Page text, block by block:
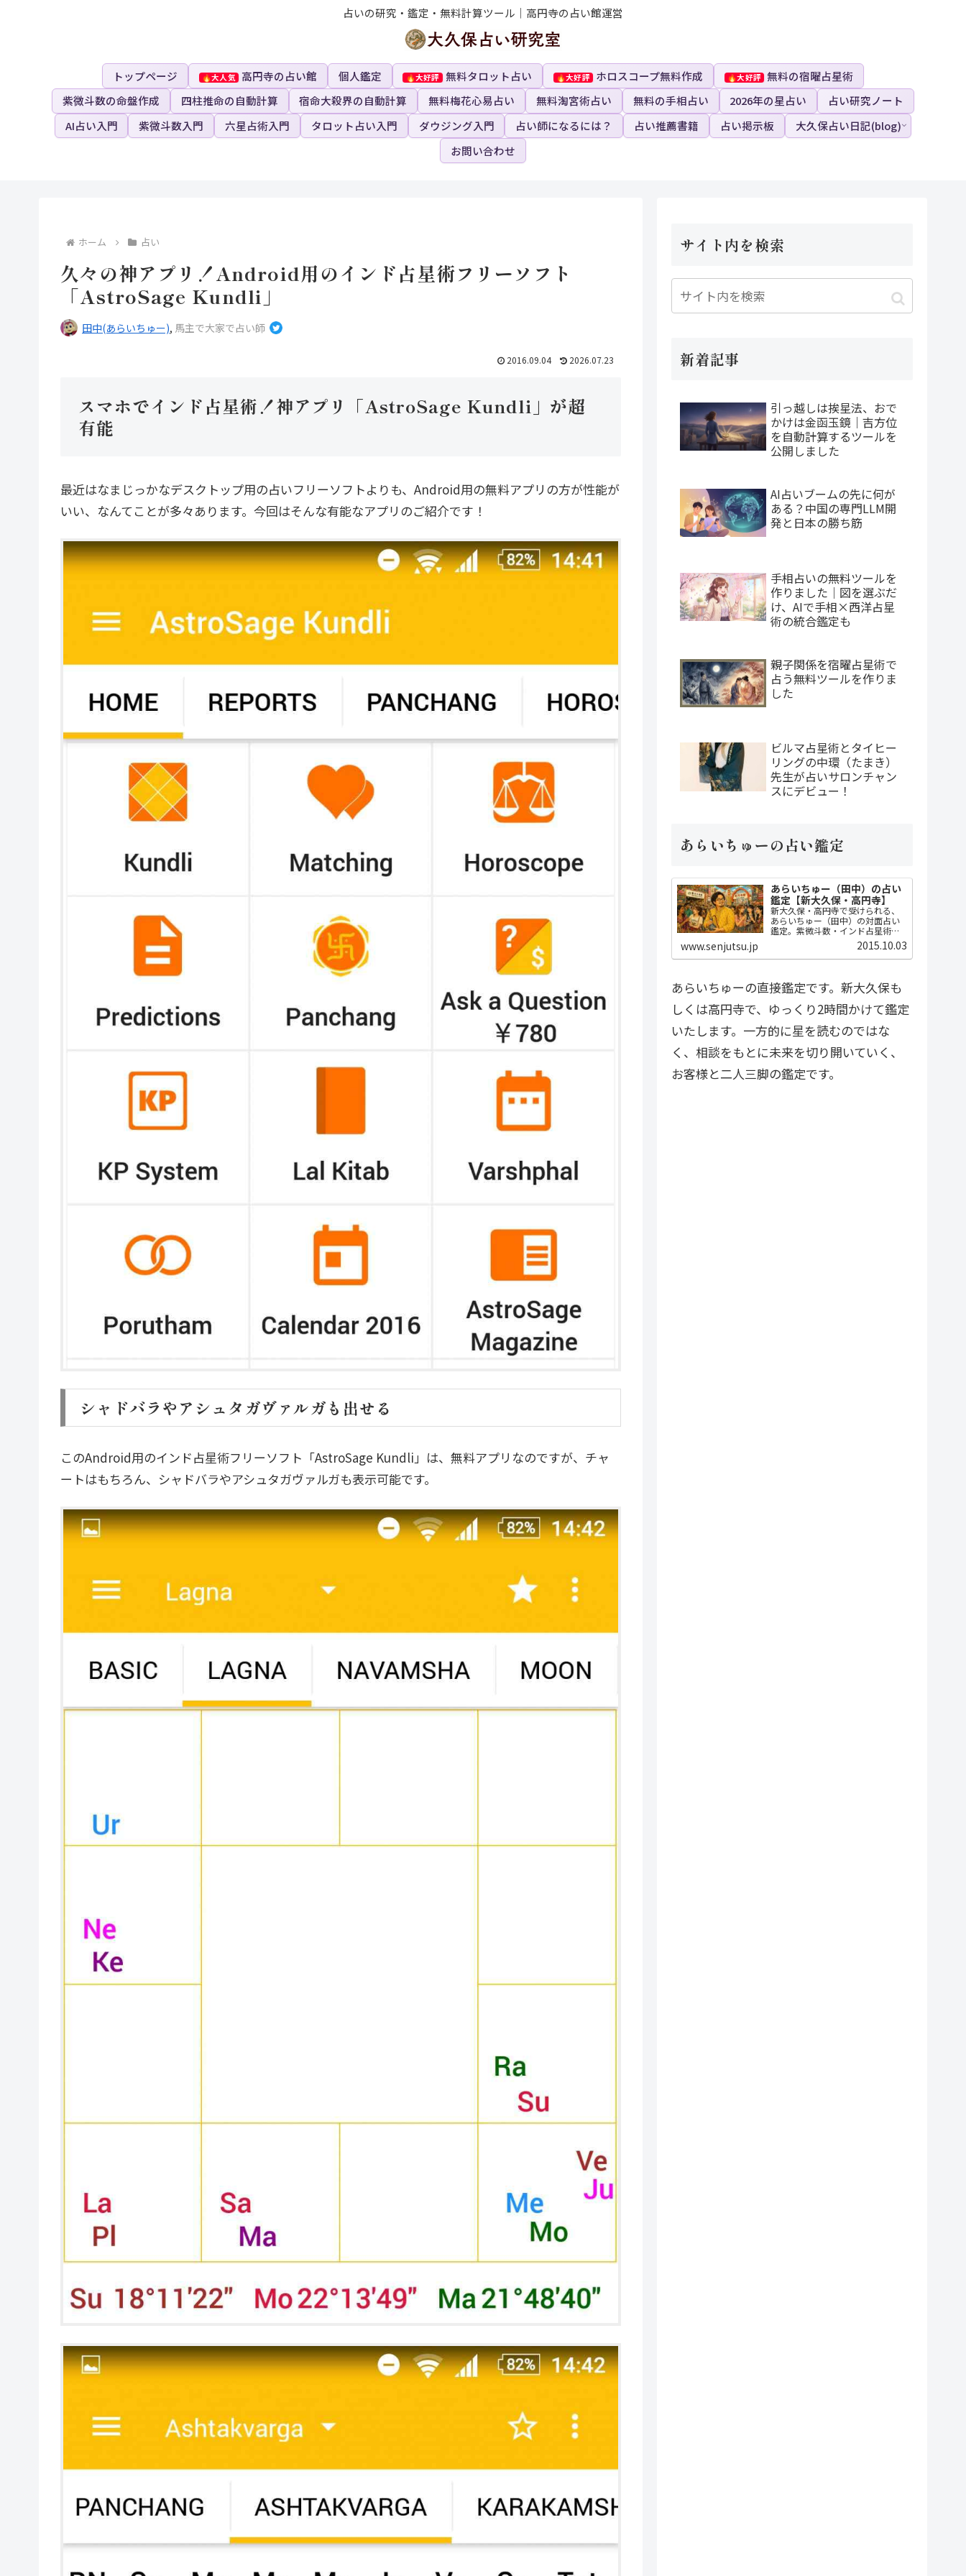
占いの研究・鑑定・無料計算ツール｜高円寺の占い館運営
トップページ 高円寺の占い館 個人鑑定 無料タロット占い ホロスコープ無料作成
無料の宿曜占星術
紫微斗数の命盤作成
四柱推命の自動計算 宿命大殺界の自動計算 無料梅花心易占い 無料淘宮術占い 無料の手相占い 2026年の星占い
占い研究ノート
AI占い入門
紫微斗数入門 六星占術入門 タロット占い入門 ダウジング入門 占い師になるには？ 占い推薦書籍 占い掲示板
大久保占い日記(blog)
お問い合わせ
ホーム 占い
久々の神アプリ！Android用のインド占星術フリーソフト
「AstroSage Kundli」
田中(あらいちゅー), 馬主で大家で占い師
2016.09.04 2026.07.23
スマホでインド占星術！神アプリ「AstroSage Kundli」が超
有能
最近はなまじっかなデスクトップ用の占いフリーソフトよりも、Android用の無料アプリの方が性能が
いい、なんてことが多々あります。今回はそんな有能なアプリのご紹介です！
シャドバラやアシュタガヴァルガも出せる
このAndroid用のインド占星術フリーソフト「AstroSage Kundli」は、無料アプリなのですが、チャ
ートはもちろん、シャドバラやアシュタガヴァルガも表示可能です。
サイト内を検索
新着記事
引っ越しは挨星法、おで
かけは金函玉鏡｜吉方位
を自動計算するツールを
公開しました
AI占いブームの先に何が
ある？中国の専門LLM開
発と日本の勝ち筋
手相占いの無料ツールを
作りました｜図を選ぶだ
け、AIで手相×西洋占星
術の統合鑑定も
親子関係を宿曜占星術で
占う無料ツールを作りま
した
ビルマ占星術とタイヒー
リングの中環（たまき）
先生が占いサロンチャン
スにデビュー！
あらいちゅーの占い鑑定
あらいちゅー（田中）の占い
鑑定【新大久保・高円寺】
新大久保・高円寺で受けられる、
あらいちゅー（田中）の対面占い
鑑定。紫微斗数・インド占星術・
ダウジングで2時間かけてじっくり
占い、開運指導までセット。
MBA・FP・宅建士の実務知識に基
す。
www.senjutsu.jp 2015.10.03
あらいちゅーの直接鑑定です。新大久保も
しくは高円寺で、ゆっくり2時間かけて鑑定
いたします。一方的に星を読むのではな
く、相談をもとに未来を切り開いていく、
お客様と二人三脚の鑑定です。